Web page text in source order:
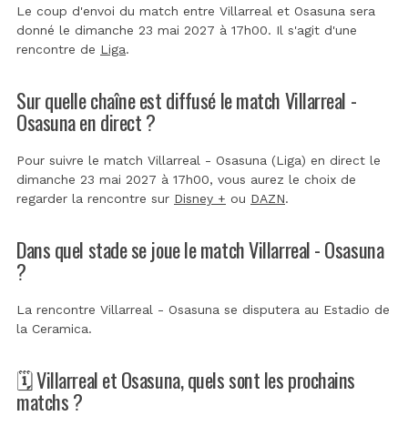
Le coup d'envoi du match entre Villarreal et Osasuna sera
donné le dimanche 23 mai 2027 à 17h00. Il s'agit d'une
rencontre de Liga.
Sur quelle chaîne est diffusé le match Villarreal -
Osasuna en direct ?
Pour suivre le match Villarreal - Osasuna (Liga) en direct le
dimanche 23 mai 2027 à 17h00, vous aurez le choix de
regarder la rencontre sur Disney + ou DAZN.
Dans quel stade se joue le match Villarreal - Osasuna
?
La rencontre Villarreal - Osasuna se disputera au Estadio de
la Ceramica.
🗓️ Villarreal et Osasuna, quels sont les prochains
matchs ?